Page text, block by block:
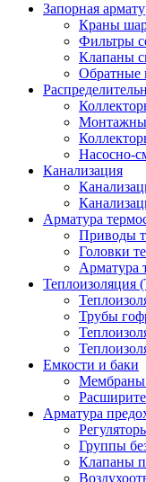
Запорная
Краны
Фильтры
Клапаны
Обратные
Насосно-
Канализация
Арматура
Приводы
Головки
Арматура
Теплоизоляция
Трубы
Емкости и баки
Мембраны
Арматура
Группы
Клапаны